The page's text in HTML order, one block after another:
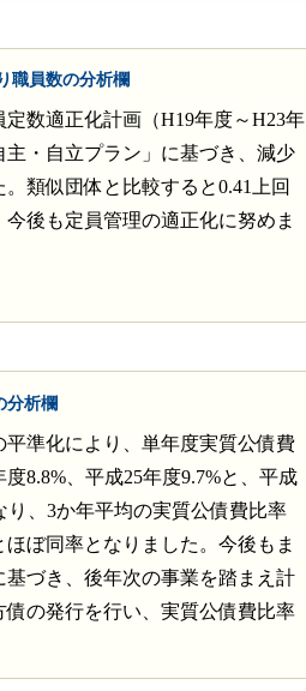
職員数の分析欄
数適正化計画（H19年度～H23年
主・自立プラン」に基づき、減少
。類似団体と比較すると0.41上回
今後も定員管理の適正化に努めま
分析欄
平準化により、単年度実質公債費
度8.8%、平成25年度9.7%と、平成
り、3か年平均の実質公債費比率
ほぼ同率となりました。今後もま
基づき、後年次の事業を踏まえ計
債の発行を行い、実質公債費比率